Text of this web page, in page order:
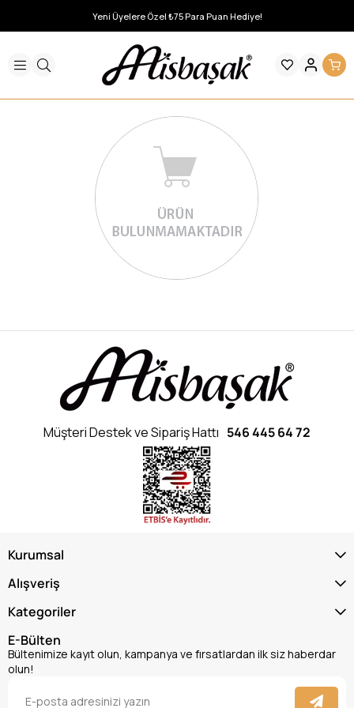
Yeni Üyelere Özel ₺75 Para Puan Hediye!
Müşteri Destek ve Sipariş Hattı 546 445 64 72
Kurumsal
Alışveriş
Kategoriler
E-Bülten
Bültenimize kayıt olun, kampanya ve fırsatlardan ilk siz haberdar
olun!